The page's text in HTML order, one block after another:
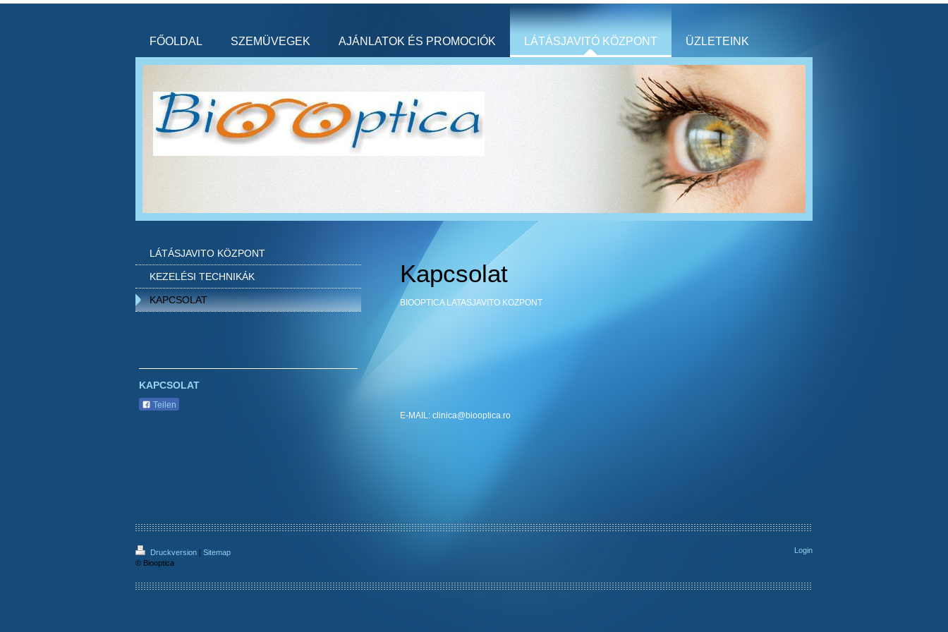
FŐOLDAL SZEMÜVEGEK AJÁNLATOK ÉS PROMOCIÓK LÁTÁSJAVITÓ KÖZPONT ÜZLETEINK
Kapcsolat
BIOOPTICA LATASJAVITO KOZPONT
E-MAIL: clinica@biooptica.ro
LÁTÁSJAVITO KÖZPONT
KEZELÉSI TECHNIKÁK
KAPCSOLAT
KAPCSOLAT
Teilen
Druckversion | Sitemap
© Biooptica
Login